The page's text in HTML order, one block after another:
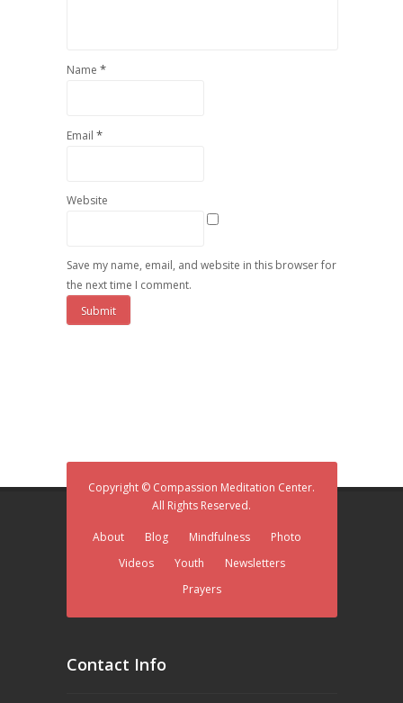
Name *
Email *
Website
Save my name, email, and website in this browser for
the next time I comment.
Copyright © Compassion Meditation Center.
All Rights Reserved.
About Blog Mindfulness
Photo
Videos
Youth
Newsletters
Prayers
Contact Info